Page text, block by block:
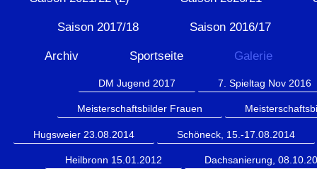
Saison 2017/18 Saison 2016/17
Archiv Sportseite Galerie
DM Jugend 2017 7. Spieltag Nov 2016
Meisterschaftsbilder Frauen
Hugsweier 23.08.2014 Schöneck, 15.-17.08.2014
Heilbronn 15.01.2012 Dachsanierung,